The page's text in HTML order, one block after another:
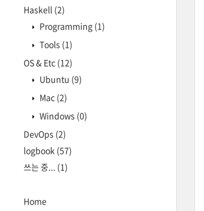
Haskell (2)
Programming (1)
Tools (1)
OS & Etc (12)
Ubuntu (9)
Mac (2)
Windows (0)
DevOps (2)
logbook (57)
쓰는 중... (1)
Home